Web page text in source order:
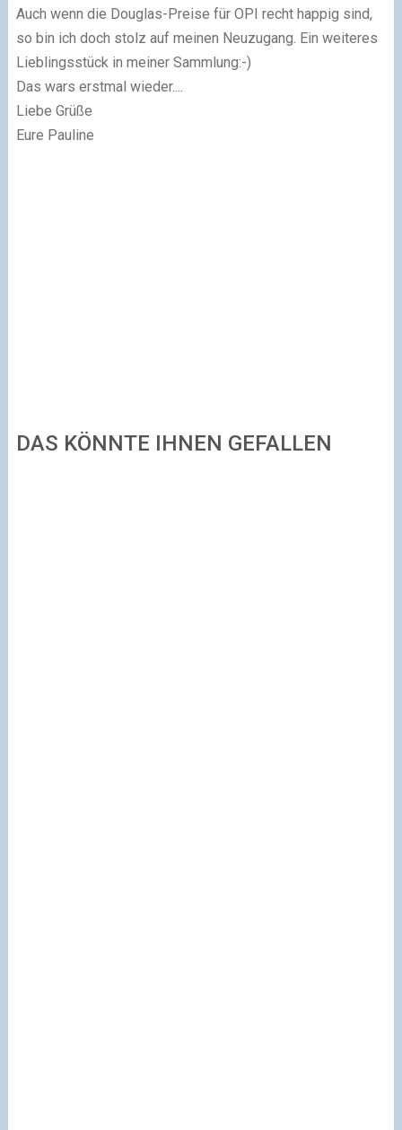
Auch wenn die Douglas-Preise für OPI recht happig sind,
so bin ich doch stolz auf meinen Neuzugang. Ein weiteres
Lieblingsstück in meiner Sammlung:-)
Das wars erstmal wieder....
Liebe Grüße
Eure Pauline
DAS KÖNNTE IHNEN GEFALLEN